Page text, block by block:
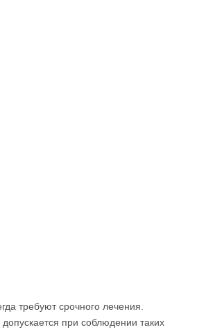
требуют срочного лечения.
при соблюдении таких